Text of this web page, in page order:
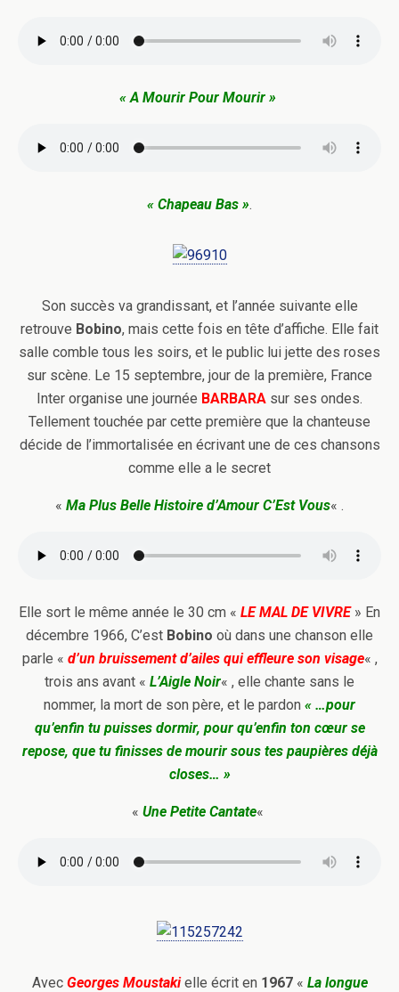
« A Mourir Pour Mourir »
« Chapeau Bas ».
Son succès va grandissant, et l’année suivante elle
retrouve Bobino, mais cette fois en tête d’affiche. Elle fait
salle comble tous les soirs, et le public lui jette des roses
sur scène. Le 15 septembre, jour de la première, France
Inter organise une journée BARBARA sur ses ondes.
Tellement touchée par cette première que la chanteuse
décide de l’immortalisée en écrivant une de ces chansons
comme elle a le secret
« Ma Plus Belle Histoire d’Amour C’Est Vous« .
Elle sort le même année le 30 cm « LE MAL DE VIVRE» En
décembre 1966, C’est Bobino où dans une chanson elle
parle « d’un bruissement d’ailes qui effleure son visage« ,
trois ans avant « L’Aigle Noir« , elle chante sans le
nommer, la mort de son père, et le pardon « …pour
qu’enfin tu puisses dormir, pour qu’enfin ton cœur se
repose, que tu finisses de mourir sous tes paupières déjà
closes… »
« Une Petite Cantate«
AvecGeorges Moustaki elle écrit en 1967« La longue